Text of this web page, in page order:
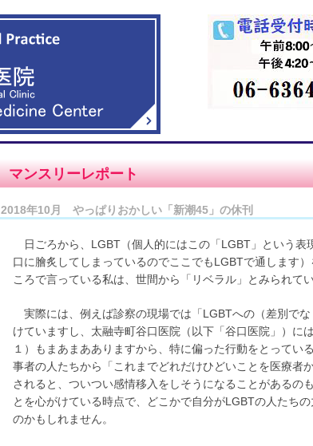
マンスリーレポート
2018年10月 やっぱりおかしい「新潮45」の休刊
日ごろから、LGBT（個人的にはこの「LGBT」という表
口に膾炙してしまっているのでここでもLGBTで通します
ころで言っている私は、世間から「リベラル」とみられて
実際には、例えば診察の現場では「LGBTへの（差別で
けていますし、太融寺町谷口医院（以下「谷口医院」）に
１）もまあまあありますから、特に偏った行動をとってい
事者の人たちから「これまでどれだけひどいことを医療
されると、ついつい感情移入をしそうになることがあるの
とを心がけている時点で、どこかで自分がLGBTの人たち
のかもしれません。